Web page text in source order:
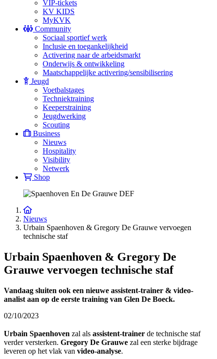
VIP-tickets
KV KIDS
MyKVK
Community
Sociaal sportief werk
Inclusie en toegankelijkheid
Activering naar de arbeidsmarkt
Onderwijs & ontwikkeling
Maatschappelijke activering/sensibilisering
Jeugd
Voetbalstages
Techniektraining
Keeperstraining
Jeugdwerking
Scouting
Business
Nieuws
Hospitality
Visibility
Netwerk
Shop
Nieuws
Urbain Spaenhoven & Gregory De Grauwe vervoegen
technische staf
Urbain Spaenhoven & Gregory De
Grauwe vervoegen technische staf
Vandaag sluiten ook een nieuwe assistent-trainer & video-
analist aan op de eerste training van Glen De Boeck.
02/10/2023
Urbain Spaenhoven zal als assistent-trainer de technische staf
verder versterken. Gregory De Grauwe zal een sterke bijdrage
leveren op het vlak van video-analyse.